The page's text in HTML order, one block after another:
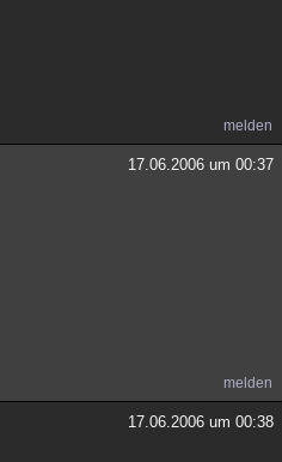
melden
17.06.2006 um 00:37
melden
17.06.2006 um 00:38